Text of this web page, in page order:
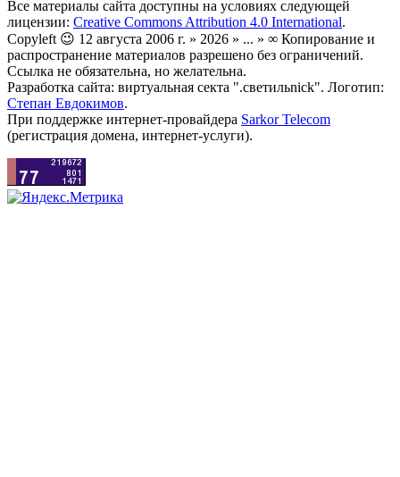
Все материалы сайта доступны на условиях следующей
лицензии: Creative Commons Attribution 4.0 International.
Copyleft 😉 12 августа 2006 г. » 2026 » ... » ∞ Копирование и
распространение материалов разрешено без ограничений.
Ссылка не обязательна, но желательна.
Разработка сайта: виртуальная секта ".светильnick". Логотип:
Степан Евдокимов.
При поддержке интернет-провайдера Sarkor Telecom
(регистрация домена, интернет-услуги).